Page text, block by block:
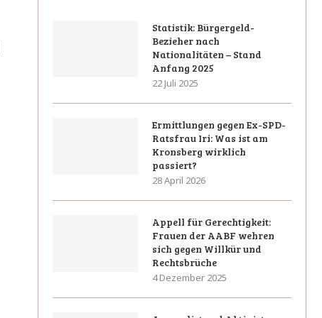
Statistik: Bürgergeld-
Bezieher nach
Nationalitäten – Stand
Anfang 2025
22 Juli 2025
Ermittlungen gegen Ex-SPD-
Ratsfrau Iri: Was ist am
Kronsberg wirklich
passiert?
28 April 2026
Appell für Gerechtigkeit:
Frauen der AABF wehren
sich gegen Willkür und
Rechtsbrüche
4 Dezember 2025